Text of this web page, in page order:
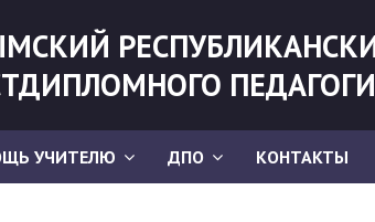
УЧИТЕЛЮ ДПО КОНТАКТЫ